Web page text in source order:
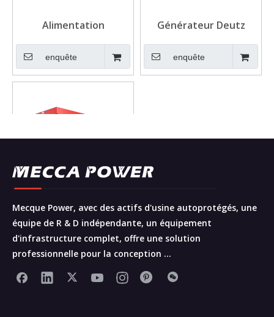
Alimentation
automatique de
carburant Deutz Diesel
Generator pour
enquête
Générateur Deutz
Diesel de la
télécommande pour
Telecom
enquête
Générateur Deutz
refroidi à 100 kW pour
télécom
Mecque Power, avec des actifs d'usine autoprotégés, une
équipe de R & D indépendante, un équipement
d'infrastructure complet, offre une solution
professionnelle pour la conception ...